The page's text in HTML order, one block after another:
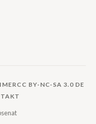
CC BY-NC-SA 3.0 DE